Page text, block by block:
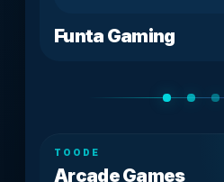
Funta Gaming
TOODE
Arcade Games